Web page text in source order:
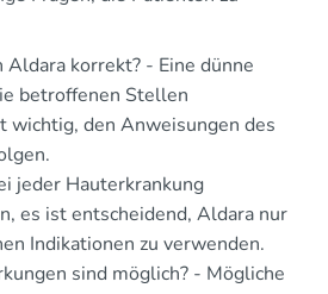
korrekt? - Eine dünne
betroffenen Stellen
wichtig, den Anweisungen des
jeder Hauterkrankung
es ist entscheidend, Aldara nur
Indikationen zu verwenden.
sind möglich? - Mögliche